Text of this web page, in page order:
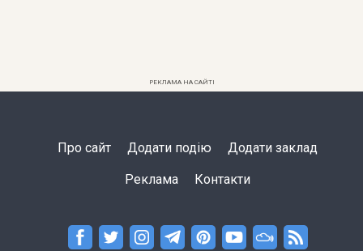
РЕКЛАМА НА САЙТІ
Про сайт Додати подію Додати заклад
Реклама Контакти